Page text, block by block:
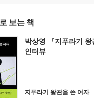
보는 책
박상영 『지푸라기 왕
인터뷰
지푸라기 왕관을 쓴 여자